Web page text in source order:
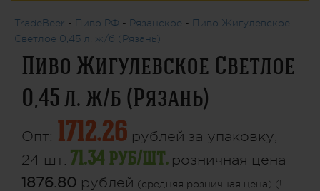
TradeBeer - Пиво РФ - Рязанское - Пиво Жигулевское
Светлое 0,45 л. ж/б (Рязань)
Пиво Жигулевское Светлое
0,45 л. ж/б (Рязань)
Опт: 1712.26 рублей за упаковку,
24 шт. 71.34 руб/шт. розничная цена
1876.80 рублей (средняя розничная цена) (!